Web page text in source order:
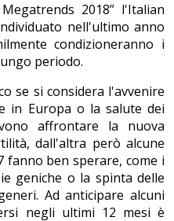
2018” l'Italian
nell'ultimo anno
condizioneranno i
periodo.
se si considera l'avvenire
in Europa o la salute dei
affrontare la nuova
dall'altra però alcune
fanno ben sperare, come i
geniche o la spinta delle
Ad anticipare alcuni
negli ultimi 12 mesi è